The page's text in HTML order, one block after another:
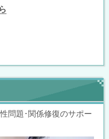
問題･関係修復のサポー